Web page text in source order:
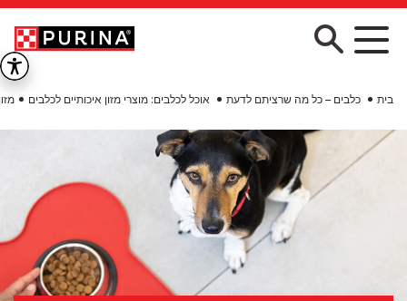
Skip to main content
בית כלבים – כל מה שרציתם לדעת אוכל לכלבים: מוצרי מזון איכותיים לכלבים